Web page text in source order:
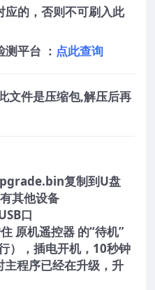
应的，否则不可刷入此
平台 ： 点此查询
文件是压缩包,解压后再
复制到U盘
其他设备
口
原机遥控器 的“待机”
），插电开机，10秒钟
主程序已经在升级，升